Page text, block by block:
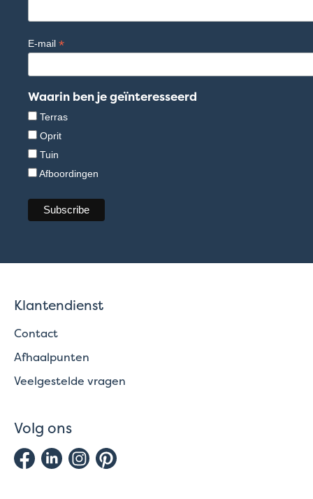
E-mail *
Waarin ben je geïnteresseerd
Terras
Oprit
Tuin
Afboordingen
Klantendienst
Contact
Afhaalpunten
Veelgestelde vragen
Volg ons